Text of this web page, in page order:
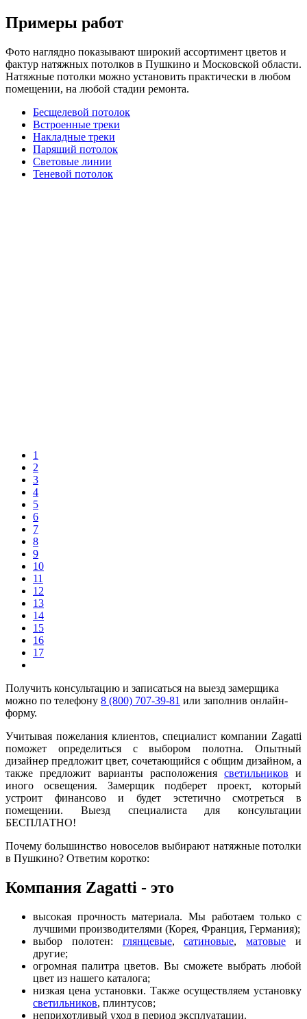
Примеры работ
Фото наглядно показывают широкий ассортимент цветов и
фактур натяжных потолков в Пушкино и Московской области.
Натяжные потолки можно установить практически в любом
помещении, на любой стадии ремонта.
Беcщелевой потолок
Встроенные треки
Накладные треки
Парящий потолок
Световые линии
Теневой потолок
1
2
3
4
5
6
7
8
9
10
11
12
13
14
15
16
17
Получить консультацию и записаться на выезд замерщика
можно по телефону 8 (800) 707-39-81 или заполнив онлайн-
форму.
Учитывая пожелания клиентов, специалист компании Zagatti
поможет определиться с выбором полотна. Опытный
дизайнер предложит цвет, сочетающийся с общим дизайном, а
также предложит варианты расположения светильников и
иного освещения. Замерщик подберет проект, который
устроит финансово и будет эстетично смотреться в
помещении. Выезд специалиста для консультации
БЕСПЛАТНО!
Почему большинство новоселов выбирают натяжные потолки
в Пушкино? Ответим коротко:
Компания Zagatti - это
высокая прочность материала. Мы работаем только с
лучшими производителями (Корея, Франция, Германия);
выбор полотен: глянцевые,сатиновые,матовые и
другие;
огромная палитра цветов. Вы сможете выбрать любой
цвет из нашего каталога;
низкая цена установки. Также осуществляем установку
светильников, плинтусов;
неприхотливый уход в период эксплуатации.